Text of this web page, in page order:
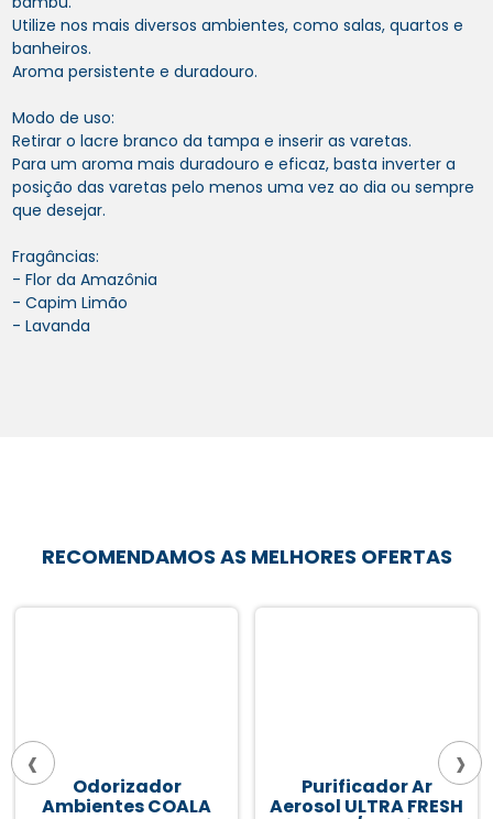
Utilize nos mais diversos ambientes, como salas, quartos e
banheiros.
Aroma persistente e duradouro.
Modo de uso:
Retirar o lacre branco da tampa e inserir as varetas.
Para um aroma mais duradouro e eficaz, basta inverter a
posição das varetas pelo menos uma vez ao dia ou sempre
que desejar.
Fragâncias:
- Flor da Amazônia
- Capim Limão
- Lavanda
RECOMENDAMOS AS MELHORES OFERTAS
Purificador Ar
Aerosol ULTRA FRESH
Bloqueador Odor
Sanitario 60ml Lav
‹ ›